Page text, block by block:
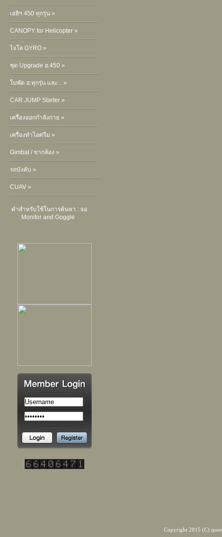
เฮลิฯ 450 ทุกรุ่น »
CANOPY for Helicopter »
ไจโล GYRO »
ชุด Upgrade ฮ.450 »
ใบพัด ฮ.ทุกรุ่น และ .. »
CAR JUMP Starter »
เครื่องออกกำลังกาย »
เครื่องทำไอศรีม »
Gimbal / ขากล้อง »
รถบังคับ »
CUAV »
คำสำหรับใช้ในการค้นหา : จอ
Monitor and Goggle
Copyright 2015 (C)